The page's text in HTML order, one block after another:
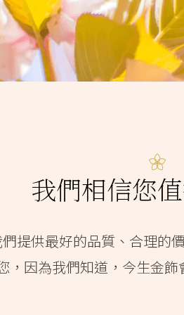
我們相信您
提供最好的品質、合理的
，因為我們知道，今生金